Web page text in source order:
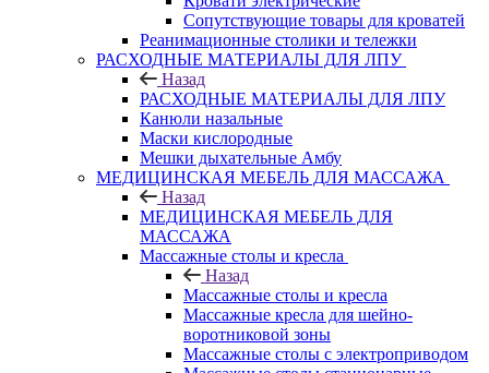
Сопутствующие товары для кроватей
Реанимационные столики и тележки
РАСХОДНЫЕ МАТЕРИАЛЫ ДЛЯ ЛПУ
Назад
РАСХОДНЫЕ МАТЕРИАЛЫ ДЛЯ ЛПУ
Канюли назальные
Маски кислородные
Мешки дыхательные Амбу
МЕДИЦИНСКАЯ МЕБЕЛЬ ДЛЯ МАССАЖА
Назад
МЕДИЦИНСКАЯ МЕБЕЛЬ ДЛЯ
МАССАЖА
Массажные столы и кресла
Назад
Массажные столы и кресла
Массажные кресла для шейно-
воротниковой зоны
Массажные столы с электроприводом